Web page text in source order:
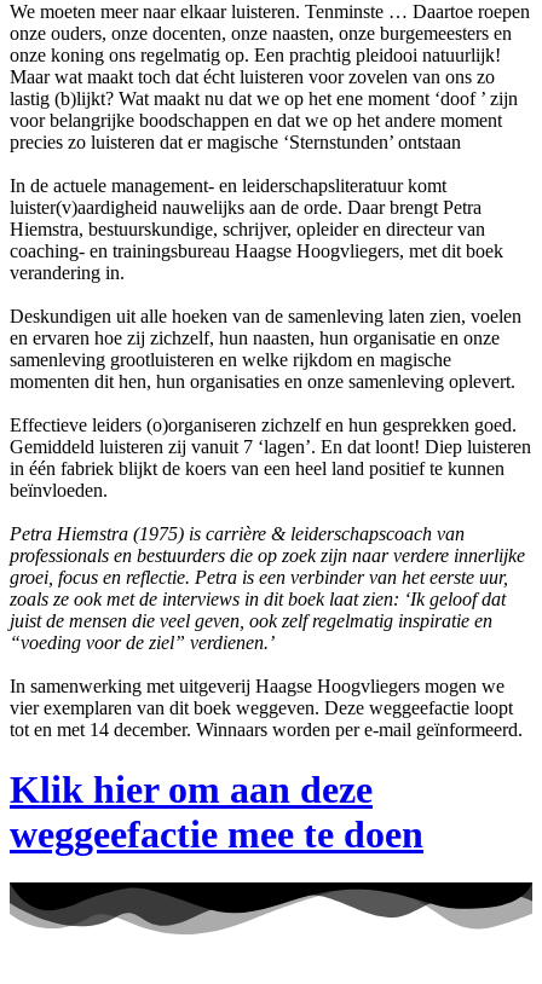
We moeten meer naar elkaar luisteren. Tenminste … Daartoe roepen
onze ouders, onze docenten, onze naasten, onze burgemeesters en
onze koning ons regelmatig op. Een prachtig pleidooi natuurlijk!
Maar wat maakt toch dat écht luisteren voor zovelen van ons zo
lastig (b)lijkt? Wat maakt nu dat we op het ene moment ‘doof ’ zijn
voor belangrijke boodschappen en dat we op het andere moment
precies zo luisteren dat er magische ‘Sternstunden’ ontstaan
In de actuele management- en leiderschapsliteratuur komt
luister(v)aardigheid nauwelijks aan de orde. Daar brengt Petra
Hiemstra, bestuurskundige, schrijver, opleider en directeur van
coaching- en trainingsbureau Haagse Hoogvliegers, met dit boek
verandering in.
Deskundigen uit alle hoeken van de samenleving laten zien, voelen
en ervaren hoe zij zichzelf, hun naasten, hun organisatie en onze
samenleving grootluisteren en welke rijkdom en magische
momenten dit hen, hun organisaties en onze samenleving oplevert.
Effectieve leiders (o)organiseren zichzelf en hun gesprekken goed.
Gemiddeld luisteren zij vanuit 7 ‘lagen’. En dat loont! Diep luisteren
in één fabriek blijkt de koers van een heel land positief te kunnen
beïnvloeden.
Petra Hiemstra (1975) is carrière & leiderschapscoach van
professionals en bestuurders die op zoek zijn naar verdere innerlijke
groei, focus en reflectie. Petra is een verbinder van het eerste uur,
zoals ze ook met de interviews in dit boek laat zien: ‘Ik geloof dat
juist de mensen die veel geven, ook zelf regelmatig inspiratie en
“voeding voor de ziel” verdienen.’
In samenwerking met uitgeverij Haagse Hoogvliegers mogen we
vier exemplaren van dit boek weggeven. Deze weggeefactie loopt
tot en met 14 december. Winnaars worden per e-mail geïnformeerd.
Klik hier om aan deze
weggeefactie mee te doen